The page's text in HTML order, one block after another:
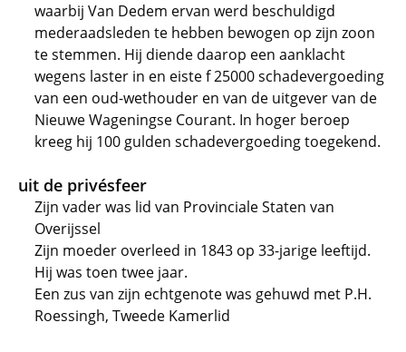
waarbij Van Dedem ervan werd beschuldigd
mederaadsleden te hebben bewogen op zijn zoon
te stemmen. Hij diende daarop een aanklacht
wegens laster in en eiste f 25000 schadevergoeding
van een oud-wethouder en van de uitgever van de
Nieuwe Wageningse Courant. In hoger beroep
kreeg hij 100 gulden schadevergoeding toegekend.
uit de privésfeer
Zijn vader was lid van Provinciale Staten van
Overijssel
Zijn moeder overleed in 1843 op 33-jarige leeftijd.
Hij was toen twee jaar.
Een zus van zijn echtgenote was gehuwd met P.H.
Roessingh, Tweede Kamerlid